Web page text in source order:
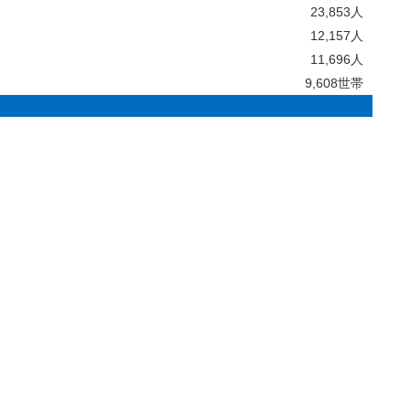
23,853人
12,157人
11,696人
9,608世帯